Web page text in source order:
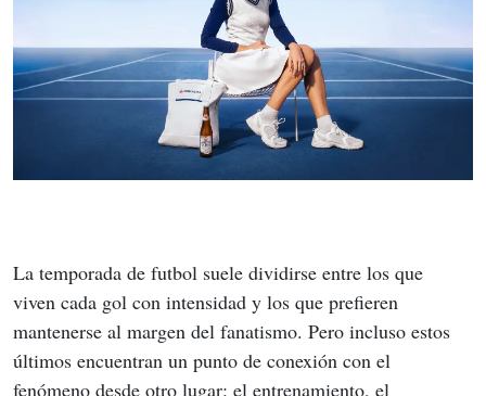
La temporada de futbol suele dividirse entre los que
viven cada gol con intensidad y los que prefieren
mantenerse al margen del fanatismo. Pero incluso estos
últimos encuentran un punto de conexión con el
fenómeno desde otro lugar: el entrenamiento, el